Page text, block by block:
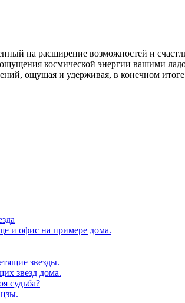
на расширение возможностей и
космической энергии вашими
ощущая и удерживая, в конечном
и офис на примере дома.
звезды.
звезд дома.
судьба?